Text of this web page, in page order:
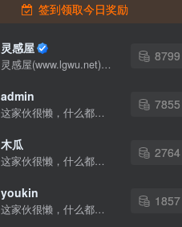
签到领取今日奖励
灵感屋
灵感屋(www.lgwu.net)尽可能为每一位设计师提供更全面、更精致、更具有创意感的设计素材。努力成为景观设计师展示实力和互相学习的优质网络资源发布平台。
8799
admin
这家伙很懒，什么都没有写...
7855
木瓜
这家伙很懒，什么都没有写...
2764
youkin
这家伙很懒，什么都没有写...
1857